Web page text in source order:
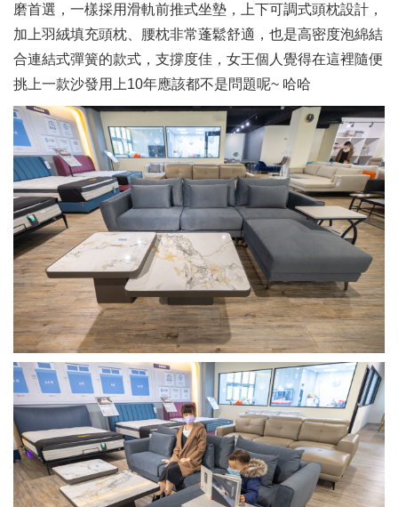
磨首選，一樣採用滑軌前推式坐墊，上下可調式頭枕設計，
加上羽絨填充頭枕、腰枕非常蓬鬆舒適，也是高密度泡綿結
合連結式彈簧的款式，支撐度佳，女王個人覺得在這裡隨便
挑上一款沙發用上10年應該都不是問題呢~ 哈哈